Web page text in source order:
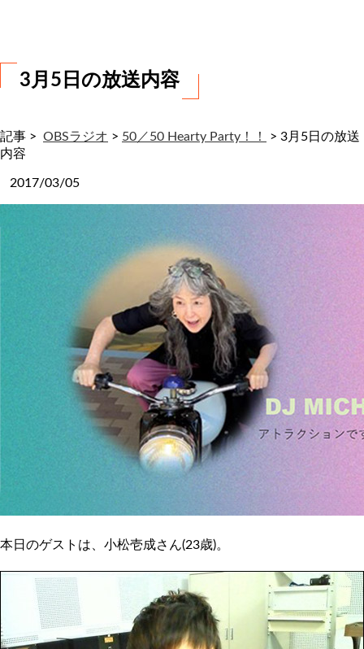
3月5日の放送内容
記事 > OBSラジオ > 50／50 Hearty Party！！ > 3月5日の放送
内容
2017/03/05
本日のゲストは、小松壱成さん(23歳)。